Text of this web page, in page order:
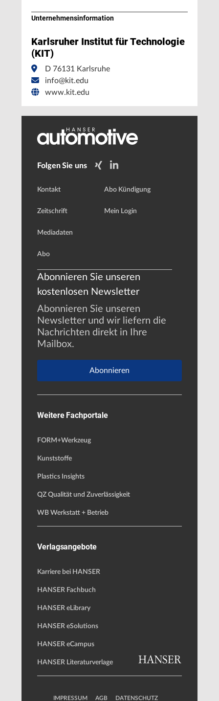
Unternehmens­information
Karlsruher Institut für Technologie
(KIT)
D 76131 Karlsruhe
info@kit.edu
www.kit.edu
Folgen Sie uns
Kontakt
Zeitschrift
Mediadaten
Abo
Abo Kündigung
Mein Login
Abonnieren Sie unseren
kostenlosen Newsletter
Abonnieren Sie unseren
Newsletter und wir liefern die
Nachrichten direkt in Ihre
Mailbox.
Abonnieren
Weitere Fachportale
FORM+Werkzeug
Kunststoffe
Plastics Insights
QZ Qualität und Zuverlässigkeit
WB Werkstatt + Betrieb
Verlagsangebote
Karriere bei HANSER
HANSER Fachbuch
HANSER eLibrary
HANSER eSolutions
HANSER eCampus
HANSER Literaturverlage
IMPRESSUM AGB DATENSCHUTZ